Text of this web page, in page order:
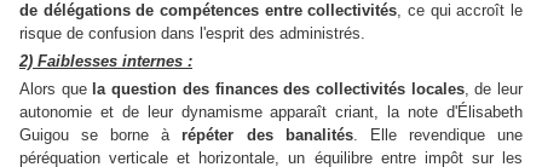
de délégations de compétences entre collectivités, ce qui accroît le
risque de confusion dans l'esprit des administrés.
2) Faiblesses internes :
Alors que la question des finances des collectivités locales, de leur
autonomie et de leur dynamisme apparaît criant, la note d'Élisabeth
Guigou se borne àrépéter des banalités. Elle revendique une
péréquation verticale et horizontale, un équilibre entre impôt sur les